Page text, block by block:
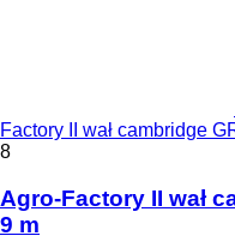
Factory II wał cambridge
8
Agro-Factory II wał
9 m